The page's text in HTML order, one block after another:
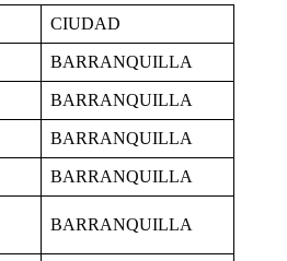
CIUDAD
BARRANQUILLA
BARRANQUILLA
BARRANQUILLA
BARRANQUILLA
BARRANQUILLA